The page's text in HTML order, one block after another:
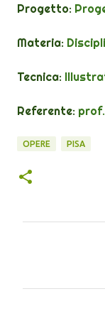
Progetto:
Materia:
Tecnica:
Referente: prof.
OPERE PISA